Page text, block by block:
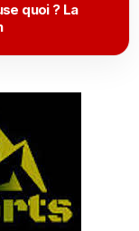
quoi ? La